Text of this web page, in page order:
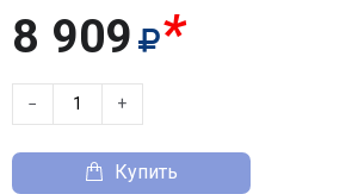
8 909 *
− +
Купить